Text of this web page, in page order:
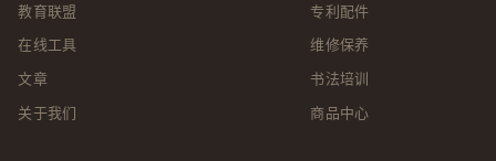
教育联盟
在线工具
文章
关于我们
专利配件
维修保养
书法培训
商品中心